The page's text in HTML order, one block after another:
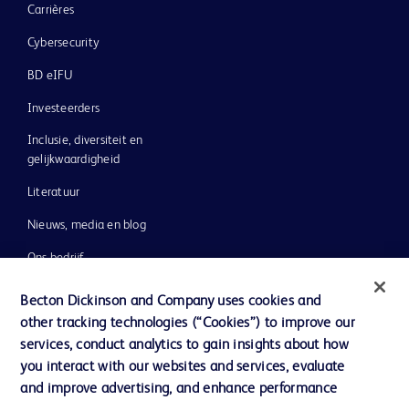
Carrières
Cybersecurity
BD eIFU
Investeerders
Inclusie, diversiteit en
gelijkwaardigheid
Literatuur
Nieuws, media en blog
Ons bedrijf
Ondersteuning
Contact met ons opnemen
Becton Dickinson and Company uses cookies and
other tracking technologies (“Cookies”) to improve our
services, conduct analytics to gain insights about how
you interact with our websites and services, evaluate
and improve advertising, and enhance performance